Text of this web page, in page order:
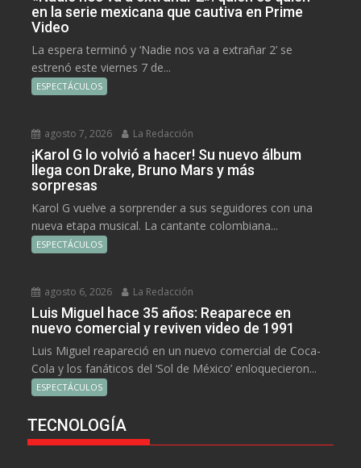
en la serie mexicana que cautiva en Prime
Video
La espera terminó y ‘Nadie nos va a extrañar 2’ se
estrenó este viernes 7 de...
ESPECTÁCULOS
agosto 7, 2026 La Redacción
¡Karol G lo volvió a hacer! Su nuevo álbum
llega con Drake, Bruno Mars y más
sorpresas
Karol G vuelve a sorprender a sus seguidores con una
nueva etapa musical. La cantante colombiana...
ESPECTÁCULOS
agosto 6, 2026 La Redacción
Luis Miguel hace 35 años: Reaparece en
nuevo comercial y reviven video de 1991
Luis Miguel reapareció en un nuevo comercial de Coca-
Cola y los fanáticos del ‘Sol de México’ enloquecieron...
ESPECTÁCULOS
TECNOLOGÍA